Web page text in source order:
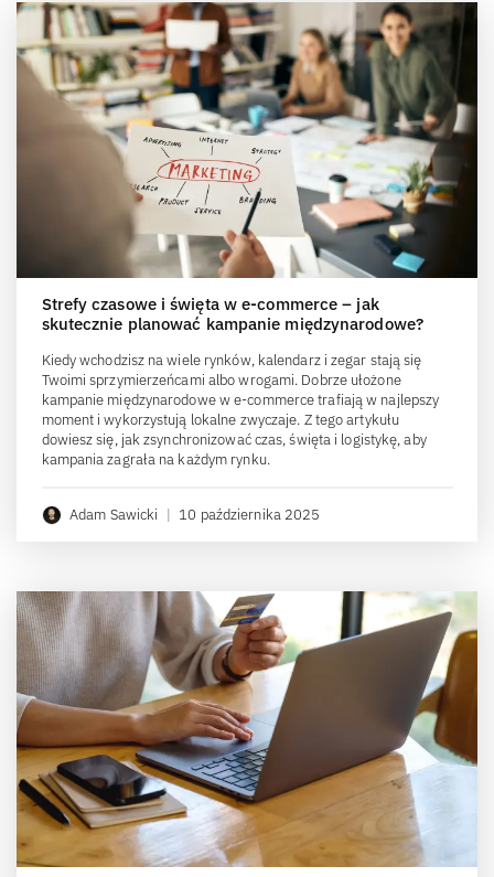
Strefy czasowe i święta w e-commerce – jak
skutecznie planować kampanie międzynarodowe?
Kiedy wchodzisz na wiele rynków, kalendarz i zegar stają się
Twoimi sprzymierzeńcami albo wrogami. Dobrze ułożone
kampanie międzynarodowe w e-commerce trafiają w najlepszy
moment i wykorzystują lokalne zwyczaje. Z tego artykułu
dowiesz się, jak zsynchronizować czas, święta i logistykę, aby
kampania zagrała na każdym rynku.
Adam Sawicki | 10 października 2025